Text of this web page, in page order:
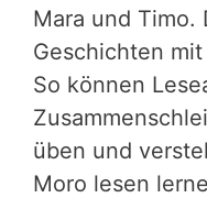
Mara und Timo.
Geschichten
So können
üben und
Moro lesen